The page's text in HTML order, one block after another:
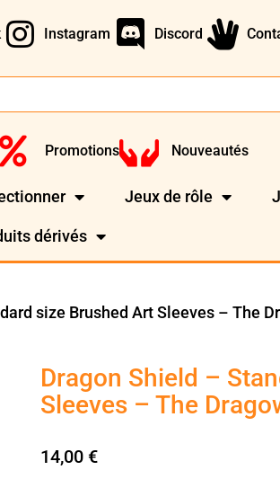
Instagram Discord
Promotions Nouveautés
Jeux de rôle
dérivés
size Brushed Art Sleeves – The
Dragon Shield –
Sleeves – The
14,00 €